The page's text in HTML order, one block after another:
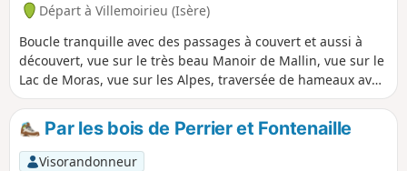
Départ à Villemoirieu (Isère)
Boucle tranquille avec des passages à couvert et aussi à
découvert, vue sur le très beau Manoir de Mallin, vue sur le
Lac de Moras, vue sur les Alpes, traversée de hameaux avec
d'anciennes maisons de pierre, source cachée dans une
grotte.Par les bois de Perrier et Fontenaille
Visorandonneur